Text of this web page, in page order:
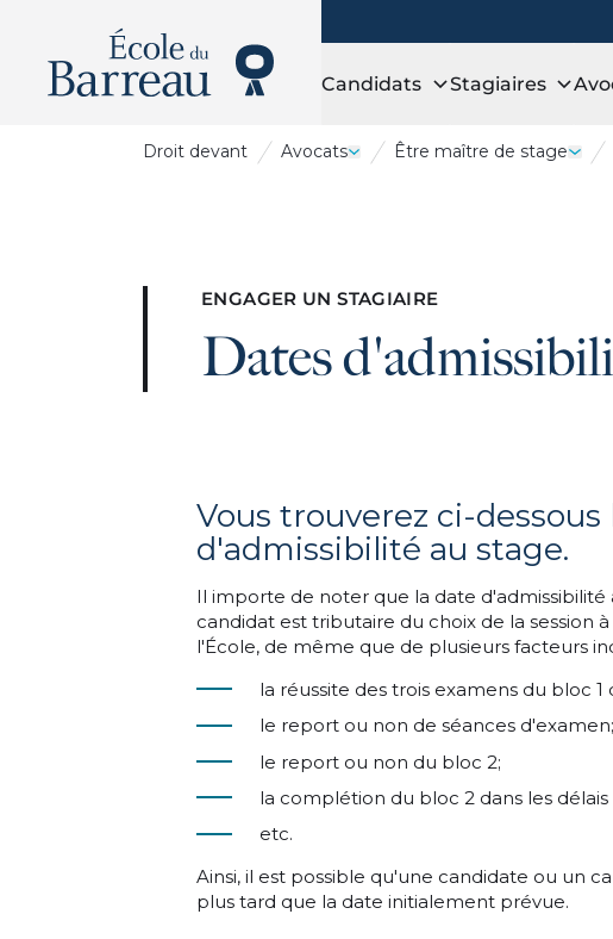
Candidats Stagiaires
Droit devant Avocats Ouvrir le tiroir Avocats
Être maître de stage
ENGAGER UN STAGIAIRE
Dates
Vous trouverez ci-
d'admissibilité au stage.
Il importe de noter que la date
candidat est tributaire du choix de la session
l'École, de même que de plusieurs facteurs
la réussite des trois examens du bloc
le report ou non de séances d'examen;
le report ou non du bloc 2;
la complétion du bloc 2 dans les délais
etc.
Ainsi, il est possible qu'une candidate ou un
plus tard que la date initialement prévue.